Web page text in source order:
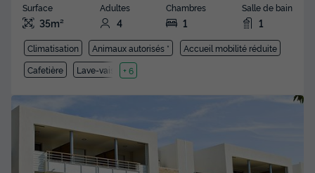
Surface
35m²
Adultes
4
Chambres
1
Salle de bain
1
Climatisation Animaux autorisés *
Accueil mobilité réduite
Cafetière
Lave-vaisselle
+ 6